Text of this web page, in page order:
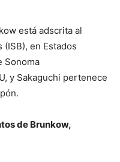
está adscrita al
en Estados
Sonoma
y Sakaguchi pertenece
de Brunkow,